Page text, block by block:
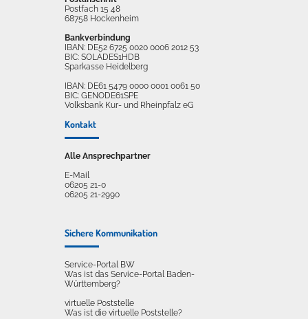
Postfach 15 48
68758 Hockenheim
Bankverbindung
IBAN: DE52 6725 0020 0006 2012 53
BIC: SOLADES1HDB
Sparkasse Heidelberg
IBAN: DE61 5479 0000 0001 0061 50
BIC: GENODE61SPE
Volksbank Kur- und Rheinpfalz eG
Kontakt
Alle Ansprechpartner
E-Mail
06205 21-0
06205 21-2990
Sichere Kommunikation
Service-Portal BW
Was ist das Service-Portal Baden-
Württemberg?
virtuelle Poststelle
Was ist die virtuelle Poststelle?